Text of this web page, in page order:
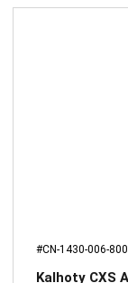
#CN-1430-006-800
Kalhoty CXS